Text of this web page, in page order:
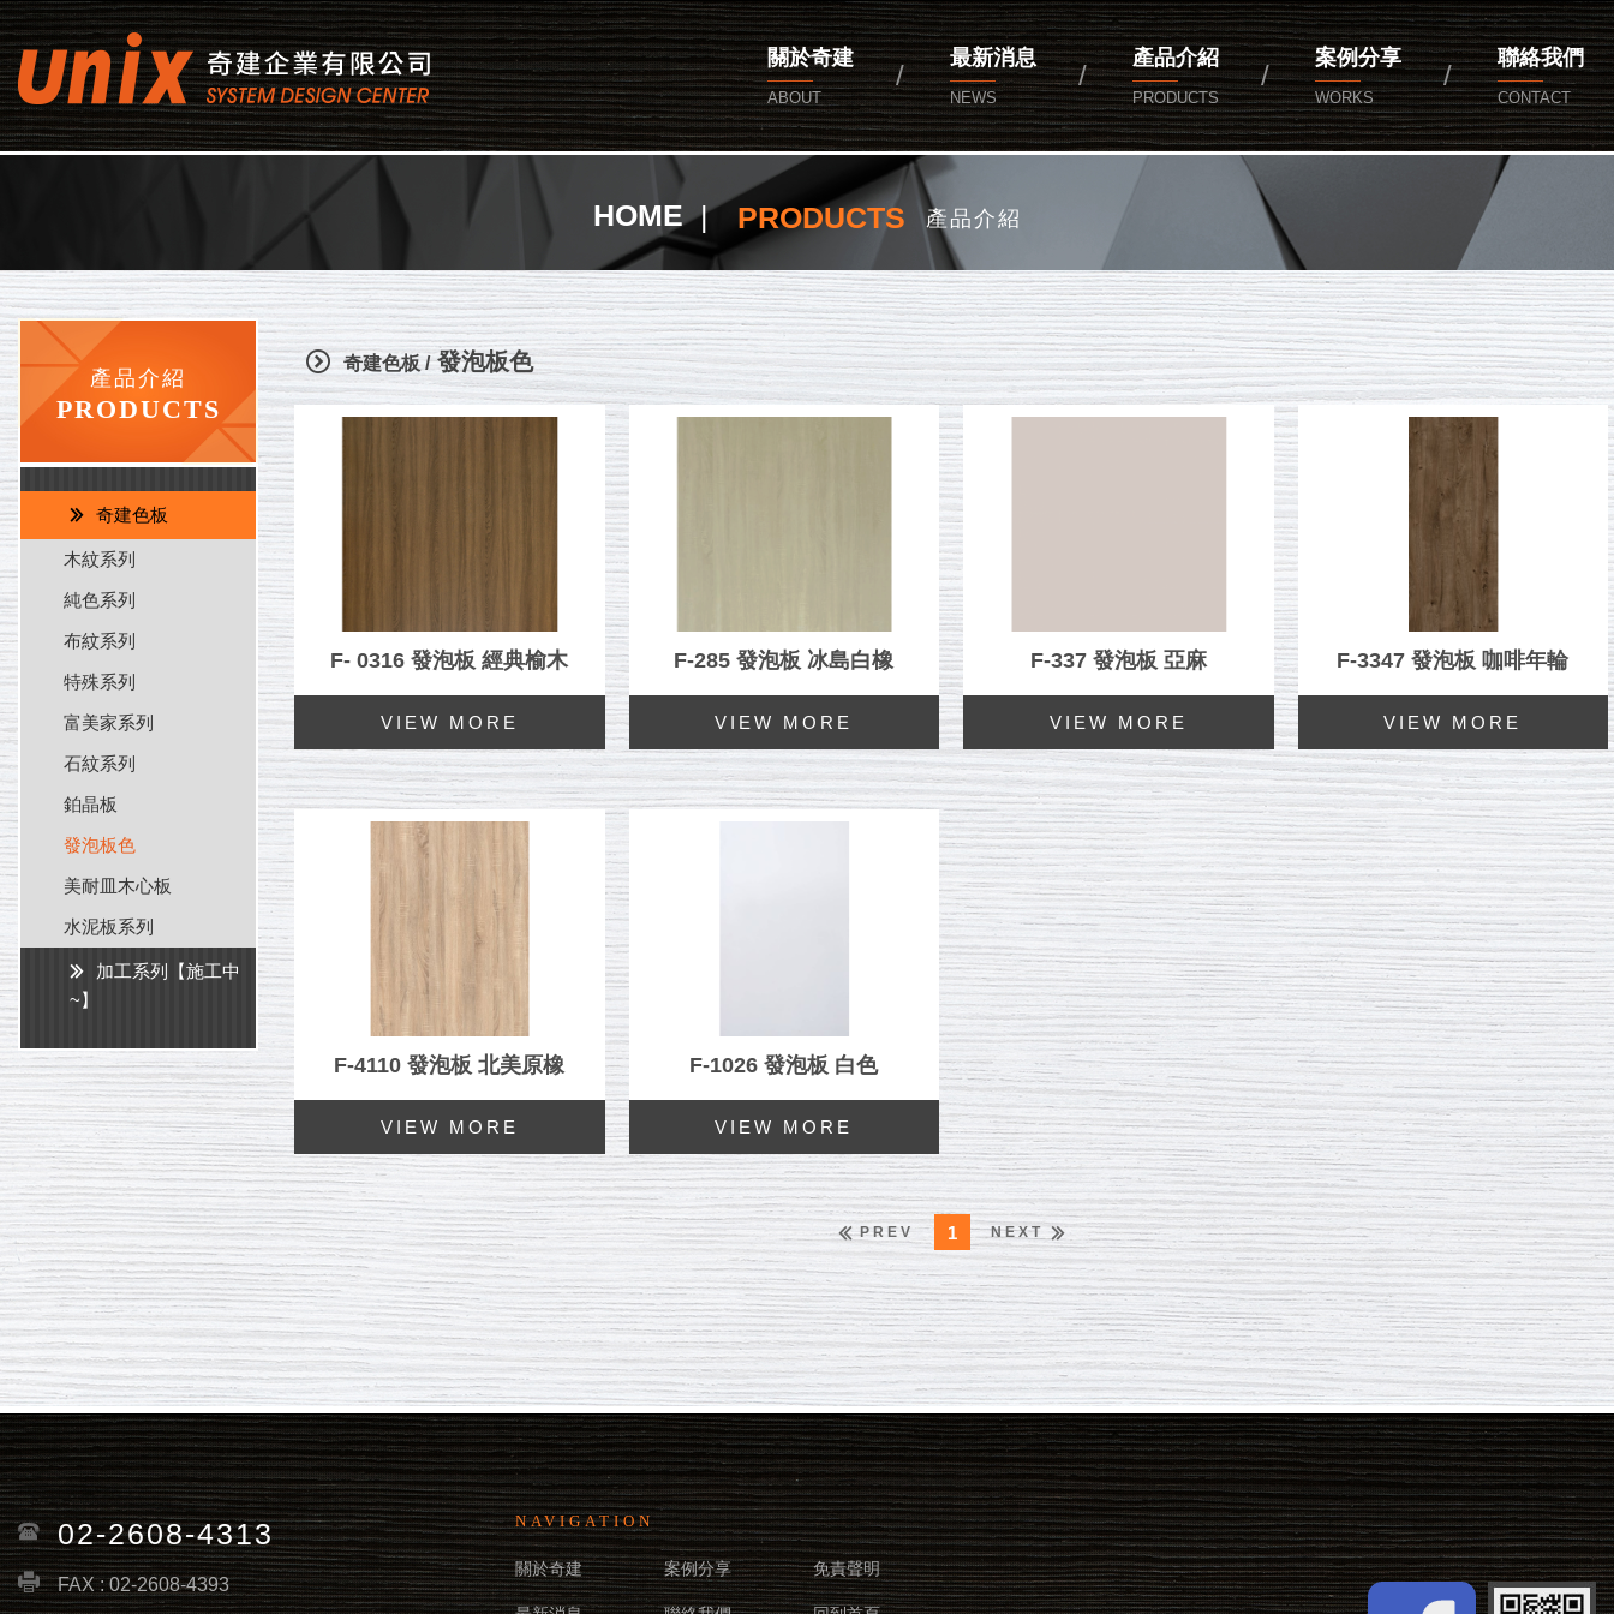
奇建企業有限公司
關於奇建
ABOUT
最新消息
NEWS
產品介紹
PRODUCTS
案例分享
WORKS
聯絡我們
CONTACT
HOME PRODUCTS 產品介紹
產品介紹
PRODUCTS
奇建色板
木紋系列
純色系列
布紋系列
特殊系列
富美家系列
石紋系列
鉑晶板
發泡板色
美耐皿木心板
水泥板系列
加工系列【施工中
~】
奇建色板 /發泡板色
F- 0316 發泡板 經典榆木 F-285 發泡板 冰島白橡 F-337 發泡板 亞麻 F-3347 發泡板 咖啡年輪
F-4110 發泡板 北美原橡 F-1026 發泡板 白色
PREV 1 NEXT
02-2608-4313
FAX : 02-2608-4393
NAVIGATION
關於奇建 案例分享 免責聲明
Facebook fans